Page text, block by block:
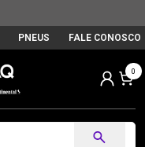
PNEUS FALE CONOSCO
0